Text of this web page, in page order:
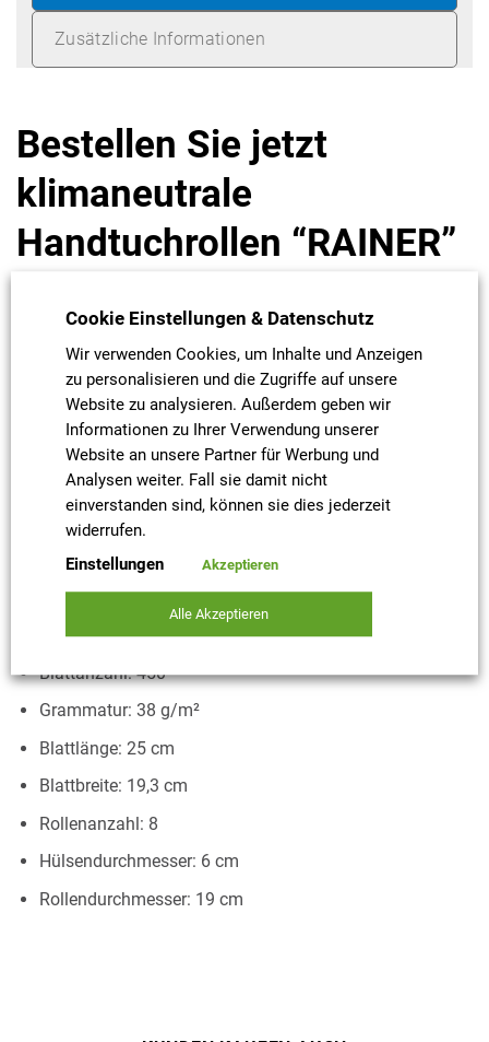
Zusätzliche Informationen
Bestellen Sie jetzt
klimaneutrale
Handtuchrollen “RAINER”
Jedes Kilogramm von RAINER spart 3kg CO2!
Die Green Hygiene® klimaneutrale Handtuchrolle
RAINER wird aus 100% recyceltem Altpapier hergestellt.
Die Handtuchrollen werden plastikfrei in recycelten
Kartons verpackt.
Produkteigenschaften:
Lagen: 2
Material: Recycling
Farbe: hochweiß
Blattanzahl: 450
Grammatur: 38 g/m²
Blattlänge: 25 cm
Blattbreite: 19,3 cm
Rollenanzahl: 8
Hülsendurchmesser: 6 cm
Rollendurchmesser: 19 cm
Cookie Einstellungen & Datenschutz
Wir verwenden Cookies, um Inhalte und Anzeigen
zu personalisieren und die Zugriffe auf unsere
Website zu analysieren. Außerdem geben wir
Informationen zu Ihrer Verwendung unserer
Website an unsere Partner für Werbung und
Analysen weiter. Fall sie damit nicht
einverstanden sind, können sie dies jederzeit
widerrufen.
Einstellungen
Akzeptieren
Alle Akzeptieren